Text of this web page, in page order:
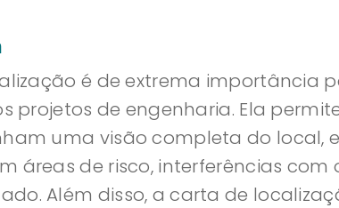
é de extrema importância
projetos de engenharia. Ela
uma visão completa do local,
áreas de risco, interferências
Além disso, a carta de